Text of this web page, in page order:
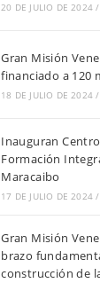
20 DE JULIO DE 2024 /
Gran Misión
financiado a 120
18 DE JULIO DE 2024 /
Inauguran
Formación
Maracaibo
17 DE JULIO DE 2024 /
Gran Misión
brazo
construcción de